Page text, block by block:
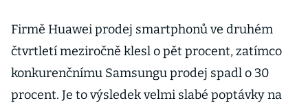
energetiku
Firmě Huawei prodej smartphonů ve druhém
čtvrtletí meziročně klesl o pět procent, zatímco
konkurenčnímu Samsungu prodej spadl o 30
procent. Je to výsledek velmi slabé poptávky na